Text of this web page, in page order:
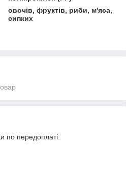
овочів, фруктів, риби, м'яса,
сипких
по передоплаті.